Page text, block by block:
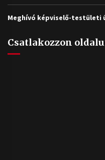
Meghívó képviselő-testületi
Csatlakozzon